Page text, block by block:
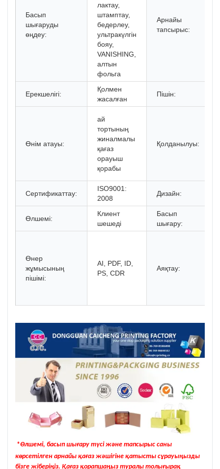
Басып
шығаруды
өңдеу:
лактау,
штамптау,
бедерлеу,
ультракүлгін
бояу,
VANISHING,
алтын
фольга
Арнайы
тапсырыс:
Ерекшелігі:
Қолмен
жасалған
Пішін:
Өнім атауы:
ай
тортының
жиналмалы
қағаз
орауыш
қорабы
Қолданылуы:
Сертификаттау:
ISO9001:
2008
Дизайн:
Өлшемі:
Клиент
шешеді
Басып
шығару:
Өнер
жұмысының
пішімі:
AI, PDF, ID,
PS, CDR
Аяқтау:
*Өлшемі, басып шығару түсі және тапсырыс саны
көрсетілген арнайы қағаз жәшігіне қатысты сұрауыңызды
бізге жіберіңіз. Қағаз қорапшаңыз туралы толығырақ